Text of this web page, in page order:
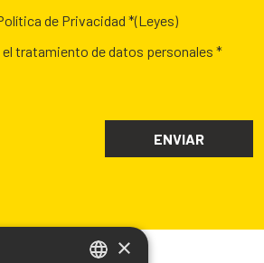
de Privacidad *(Leyes)
tratamiento de datos personales *
×